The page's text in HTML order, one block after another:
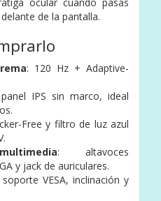
de la pantalla.
: 120 Hz + Adaptive-
IPS sin marco, ideal
Free y filtro de luz azul
: altavoces
y jack de auriculares.
soporte VESA, inclinación y